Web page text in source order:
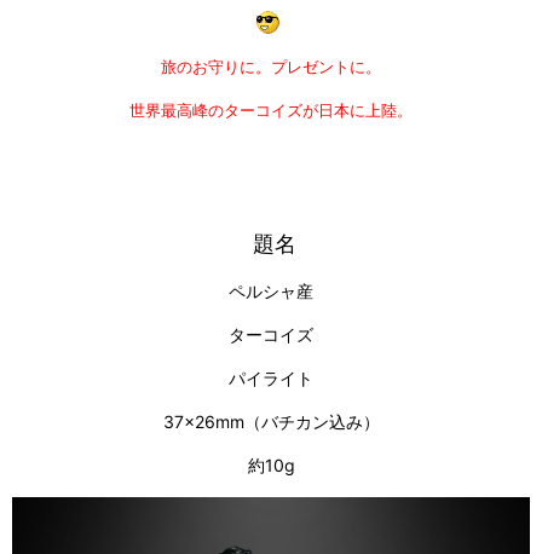
旅のお守りに。プレゼントに。
世界最高峰のターコイズが日本に上陸。
題名
ペルシャ産
ターコイズ
パイライト
37×26mm（バチカン込み）
約10g